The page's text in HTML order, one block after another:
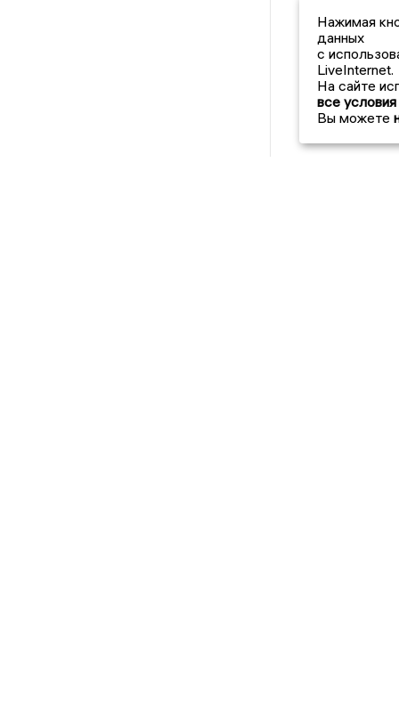
Нажимая
данных
с
LiveInternet.
На сайте
все
Вы можете